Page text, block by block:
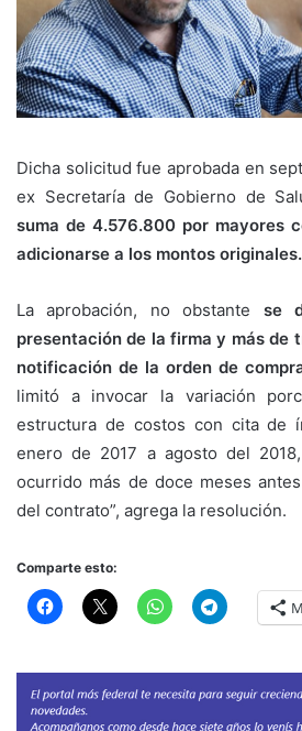
Dicha solicitud fue aprobada en
ex Secretaría de Gobierno de
suma de 4.576.800 por mayores
adicionarse a los montos originales.
La aprobación, no obstante se
presentación de la firma y más de
notificación de la orden de
limitó a invocar la variación
estructura de costos con cita de
enero de 2017 a agosto del
ocurrido más de doce meses
del contrato”, agrega la resolución.
Comparte esto: